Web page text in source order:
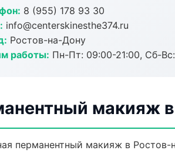
8 (955) 178 93 30
info@centerskinesthe374.ru
Ростов-на-Дону
работы: Пн-Пт: 09:00-21:00, Сб-
макияж
перманентный макияж в